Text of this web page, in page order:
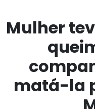
Mulher
matá-la